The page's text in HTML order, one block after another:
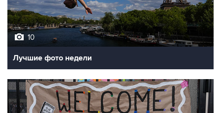
10
Лучшие фото недели